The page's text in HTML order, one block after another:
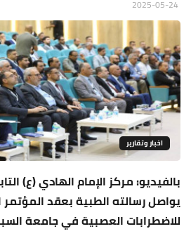
اخبار وتقارير
بالفيديو: مركز الإمام الهادي (ع)
يواصل رسالته الطبية بعقد المؤتمر
للاضطرابات العصبية في جامعة